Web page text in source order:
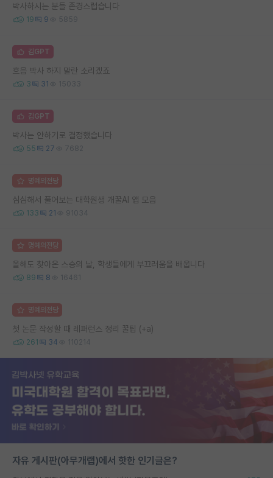
박사하시는 분들 존경스럽습니다
19 9 5859
김GPT
흐음 박사 하지 말란 소리겠죠
3 31 15033
김GPT
박사는 안하기로 결정했습니다
55 27 7682
명예의전당
심심해서 풀어보는 대학원생 개꿀AI 앱 모음
133 21 91034
명예의전당
올해도 찾아온 스승의 날, 학생들에게 부끄러움을 배웁니다
89 8 16461
명예의전당
첫 논문 작성할 때 레퍼런스 정리 꿀팁 (+a)
261 34 110214
자유 게시판(아무개랩)에서 핫한 인기글은?